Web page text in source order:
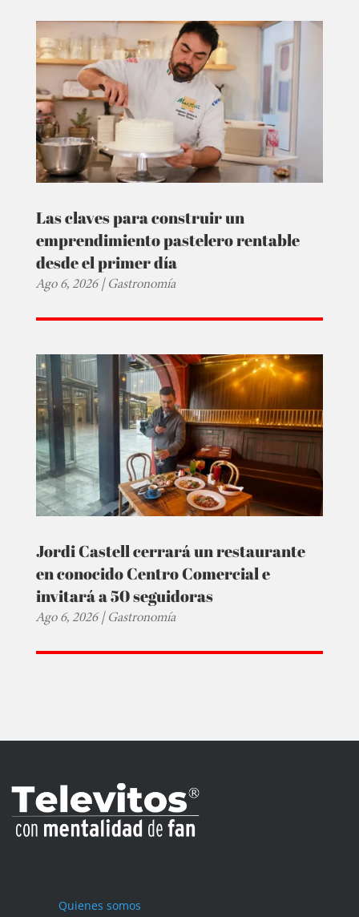
Las claves para construir un
emprendimiento pastelero rentable
desde el primer día
Ago 6, 2026|Gastronomía
Jordi Castell cerrará un restaurante
en conocido Centro Comercial e
invitará a 50 seguidoras
Ago 6, 2026|Gastronomía
Quienes somos